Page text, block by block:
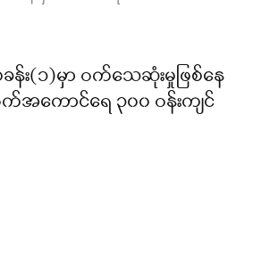
း(၁)မှာ ဝက်သေဆုံးမှုဖြစ်နေ
အကောင်ရေ ၃၀၀ ဝန်းကျင်